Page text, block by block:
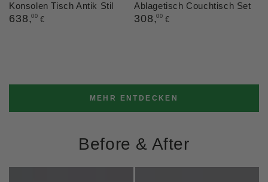
Konsolen Tisch Antik Stil
Regulärer
638,00 €
Ablagetisch Couchtisch Set
Regulärer
308,00 €
MEHR ENTDECKEN
Before & After